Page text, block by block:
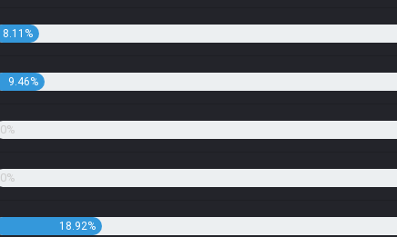
8.11%
9.46%
1.35%
1.35%
18.92%